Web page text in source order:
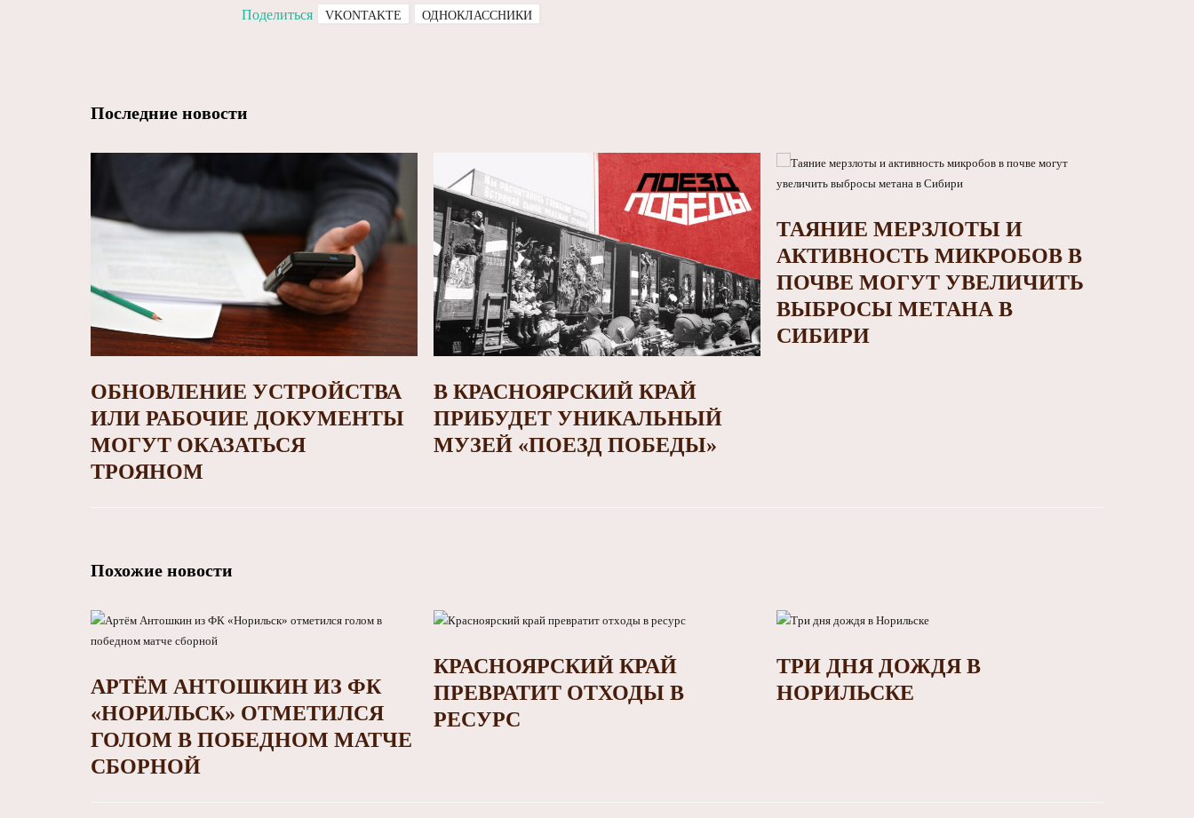
Поделиться VKONTAKTE ОДНОКЛАССНИКИ
Последние новости
ОБНОВЛЕНИЕ УСТРОЙСТВА
ИЛИ РАБОЧИЕ ДОКУМЕНТЫ
МОГУТ ОКАЗАТЬСЯ
ТРОЯНОМ
В КРАСНОЯРСКИЙ КРАЙ
ПРИБУДЕТ УНИКАЛЬНЫЙ
МУЗЕЙ «ПОЕЗД ПОБЕДЫ»
ТАЯНИЕ МЕРЗЛОТЫ И
АКТИВНОСТЬ МИКРОБОВ В
ПОЧВЕ МОГУТ УВЕЛИЧИТЬ
ВЫБРОСЫ МЕТАНА В
СИБИРИ
Похожие новости
АРТЁМ АНТОШКИН ИЗ ФК
«НОРИЛЬСК» ОТМЕТИЛСЯ
ГОЛОМ В ПОБЕДНОМ МАТЧЕ
СБОРНОЙ
КРАСНОЯРСКИЙ КРАЙ
ПРЕВРАТИТ ОТХОДЫ В
РЕСУРС
ТРИ ДНЯ ДОЖДЯ В
НОРИЛЬСКЕ